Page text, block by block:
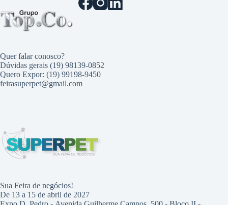
Quer falar conosco?
Dúvidas gerais (19) 98139-0852
Quero Expor: (19) 99198-9450
feirasuperpet@gmail.com
Sua Feira de negócios!
De 13 a 15 de abril de 2027